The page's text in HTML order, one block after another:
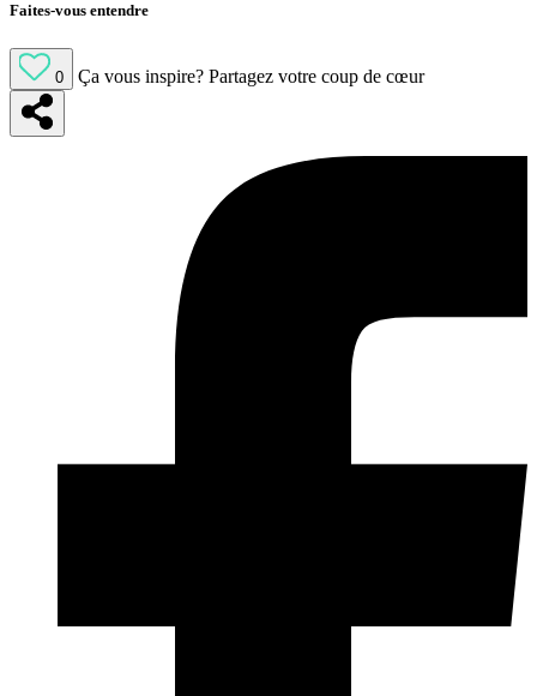
Faites-vous entendre
0 Ça vous inspire? Partagez votre coup de cœur